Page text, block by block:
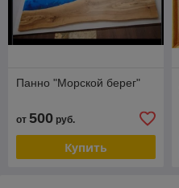
Панно "Морской берег"
от 500 руб.
Купить